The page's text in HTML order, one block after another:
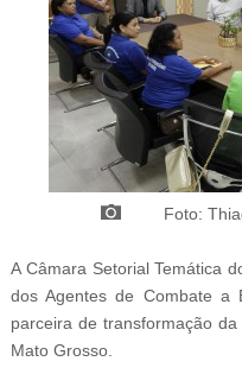
Foto:
A Câmara Setorial Temática
dos Agentes de Combate a
parceira de transformação
Mato Grosso.